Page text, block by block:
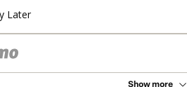
Later
Show more